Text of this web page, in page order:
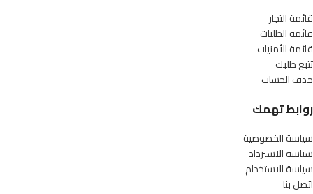
قائمة التجار
قائمة الطلبات
قائمة الأمنيات
تتبع طلبك
حذف الحساب
روابط تهمك
سياسة الخصوصية
سياسة الاسترداد
سياسة الاستخدام
اتصل بنا